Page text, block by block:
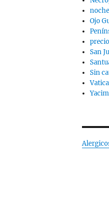
noche
Ojo
San
Sin